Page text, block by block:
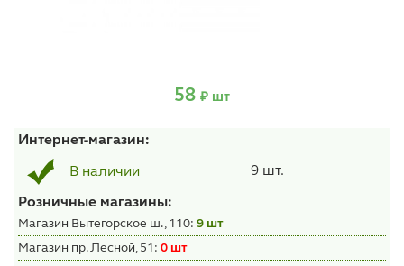
58 ₽ шт
Интернет-магазин:
В наличии 9 шт.
Розничные магазины:
Магазин Вытегорское ш., 110: 9 шт
Магазин пр. Лесной, 51: 0 шт